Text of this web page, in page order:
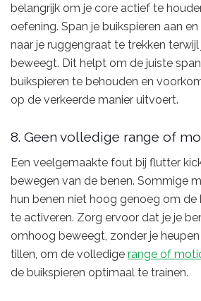
belangrijk om je core actief te
oefening. Span je buikspieren aan
naar je ruggengraat te trekken terwijl
beweegt. Dit helpt om de juiste
buikspieren te behouden en
op de verkeerde manier uitvoert.
8. Geen volledige range of
Een veelgemaakte fout bij flutter
bewegen van de benen. Sommige
hun benen niet hoog genoeg om de
te activeren. Zorg ervoor dat je je
omhoog beweegt, zonder je
tillen, om de volledige range of
de buikspieren optimaal te trainen.